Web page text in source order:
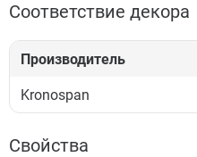
Соответствие декора
Производитель
Kronospan
Свойства